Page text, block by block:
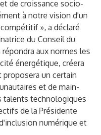
de croissance socio-
à notre vision d'un
», a déclaré
du Conseil du
aux normes les
énergétique, créera
un certain
et de main-
talents technologiques
de la Présidente
numérique et